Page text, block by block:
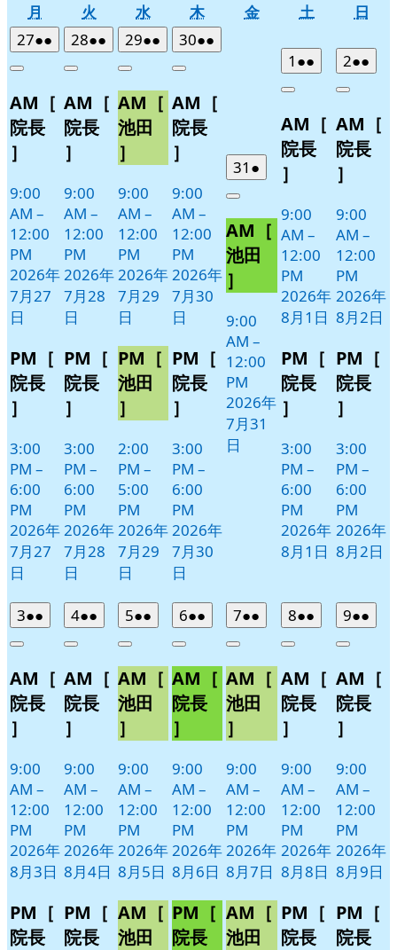
月
曜
日
火
曜
日
水水
曜
日
木木
曜
日
金金
土土
日
日
日
272026
年
月
27
日
●●
件
イ
ベ
ト)
Close
AM［
院長
］
9:00
AM –
12:00
PM
2026年
7月27
日
PM［
院長
］
3:00
PM –
6:00
PM
2026年
7月27
日
282026
年
月
28
日
●●
件
イ
ベ
ト)
Close
AM［
院長
］
9:00
AM –
12:00
PM
2026年
7月28
日
PM［
院長
］
3:00
PM –
6:00
PM
2026年
7月28
日
292026
年
月
29
日
●●
件
イ
ベ
ト)
Close
AM［
池田
］
9:00
AM –
12:00
PM
2026年
7月29
日
PM［
池田
］
2:00
PM –
5:00
PM
2026年
7月29
日
302026
年
月
30
日
●●
件
イ
Close
AM［
院長
］
9:00
AM –
12:00
PM
2026年
7月30
日
PM［
院長
］
3:00
PM –
6:00
PM
2026年
7月30
日
31 2026
年
月
31
日
●
件
イ
ベ
ト)
Close
AM［
池田
］
9:00
AM –
12:00
PM
2026年
7月31
日
1 2026
年
月
1
日
●●
件
イ
ベ
Close
AM［
院長
］
9:00
AM –
12:00
PM
2026年
8月1日
PM［
院長
］
3:00
PM –
6:00
PM
2026年
8月1日
22026
年
月
2
日
●●
件
イ
ベ
Close
AM［
院長
］
9:00
AM –
12:00
PM
2026年
8月2日
PM［
院長
］
3:00
PM –
6:00
PM
2026年
8月2日
32026
年
月
3
日
●●
件
イ
ベ
Close
AM［
院長
］
9:00
AM –
12:00
PM
2026年
8月3日
PM［
院長
42026
年
月
4
日
●●
件
イ
ベ
Close
AM［
院長
］
9:00
AM –
12:00
PM
2026年
8月4日
PM［
院長
52026
年
月
5
日
●●
件
イ
ベ
ト)
Close
AM［
池田
］
9:00
AM –
12:00
PM
2026年
8月5日
AM［
池田
62026
年
月
6
日
●●
件
イ
ベ
ト)
Close
AM［
院長
］
9:00
AM –
12:00
PM
2026年
8月6日
PM［
院長
72026
年
月
7
日
●●
件
イ
ベ
ト)
Close
AM［
池田
］
9:00
AM –
12:00
PM
2026年
8月7日
AM［
池田
82026
年
月
8
日
●●
件
イ
ベ
Close
AM［
院長
］
9:00
AM –
12:00
PM
2026年
8月8日
PM［
院長
92026
年
月
9
日
●●
件
イ
ベ
Close
AM［
院長
］
9:00
AM –
12:00
PM
2026年
8月9日
PM［
院長